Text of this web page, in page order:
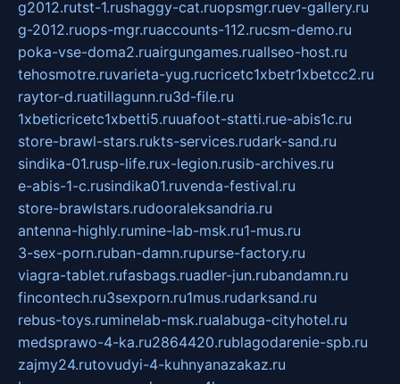
g2012.rutst-1.rushaggy-cat.ruopsmgr.ruev-gallery.ru
g-2012.ruops-mgr.ruaccounts-112.rucsm-demo.ru
poka-vse-doma2.ruairgungames.ruallseo-host.ru
tehosmotre.ruvarieta-yug.rucricetc1xbetr1xbetcc2.ru
raytor-d.ruatillagunn.ru3d-file.ru
1xbeticricetc1xbetti5.ruuafoot-statti.rue-abis1c.ru
store-brawl-stars.rukts-services.rudark-sand.ru
sindika-01.rusp-life.rux-legion.rusib-archives.ru
e-abis-1-c.rusindika01.ruvenda-festival.ru
store-brawlstars.rudooraleksandria.ru
antenna-highly.rumine-lab-msk.ru1-mus.ru
3-sex-porn.ruban-damn.rupurse-factory.ru
viagra-tablet.rufasbags.ruadler-jun.rubandamn.ru
fincontech.ru3sexporn.ru1mus.rudarksand.ru
rebus-toys.ruminelab-msk.rualabuga-cityhotel.ru
medsprawo-4-ka.ru2864420.rublagodarenie-spb.ru
zajmy24.rutovudyi-4-kuhnyanazakaz.ru